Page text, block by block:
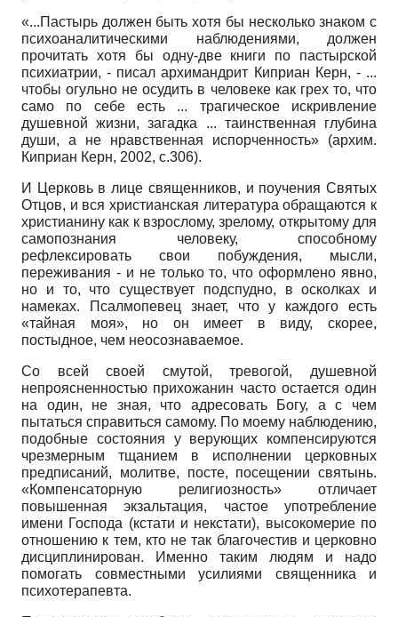
«...Пастырь должен быть хотя бы несколько знаком с
психоаналитическими наблюдениями, должен
прочитать хотя бы одну-две книги по пастырской
психиатрии, - писал архимандрит Киприан Керн, - ...
чтобы огульно не осудить в человеке как грех то, что
само по себе есть ... трагическое искривление
душевной жизни, загадка ... таинственная глубина
души, а не нравственная испорченность» (архим.
Киприан Керн, 2002, с.306).
И Церковь в лице священников, и поучения Святых
Отцов, и вся христианская литература обращаются к
христианину как к взрослому, зрелому, открытому для
самопознания человеку, способному
рефлексировать свои побуждения, мысли,
переживания - и не только то, что оформлено явно,
но и то, что существует подспудно, в осколках и
намеках. Псалмопевец знает, что у каждого есть
«тайная моя», но он имеет в виду, скорее,
постыдное, чем неосознаваемое.
Со всей своей смутой, тревогой, душевной
непроясненностью прихожанин часто остается один
на один, не зная, что адресовать Богу, а с чем
пытаться справиться самому. По моему наблюдению,
подобные состояния у верующих компенсируются
чрезмерным тщанием в исполнении церковных
предписаний, молитве, посте, посещении святынь.
«Компенсаторную религиозность» отличает
повышенная экзальтация, частое употребление
имени Господа (кстати и некстати), высокомерие по
отношению к тем, кто не так благочестив и церковно
дисциплинирован. Именно таким людям и надо
помогать совместными усилиями священника и
психотерапевта.